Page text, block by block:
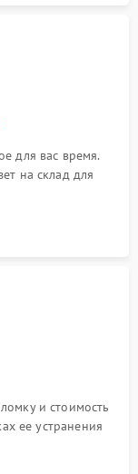
для вас время.
на склад для
и стоимость
ее устранения